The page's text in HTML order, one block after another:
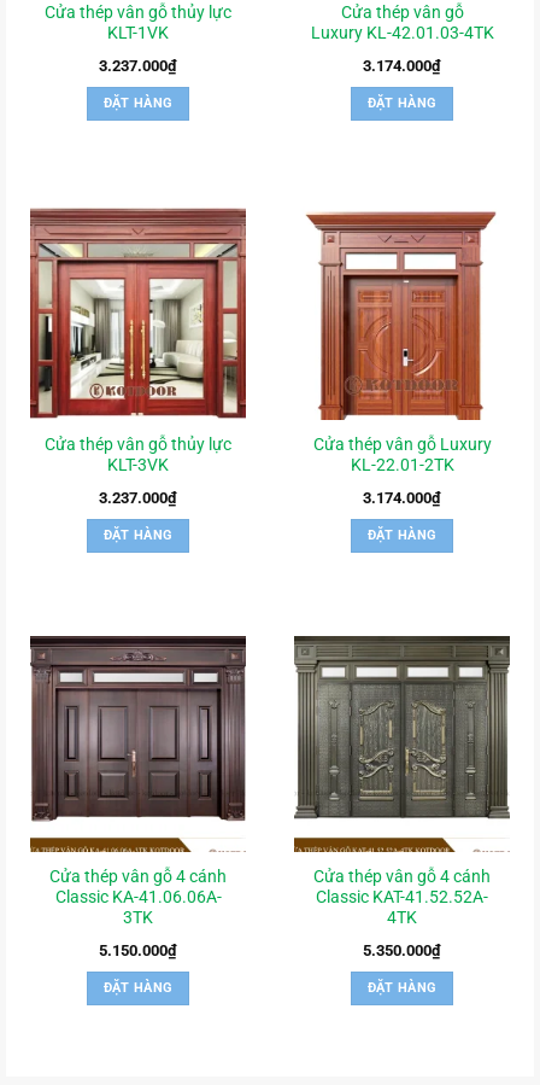
Cửa thép vân gỗ thủy lực
KLT-1VK
3.237.000₫
ĐẶT HÀNG
Cửa thép vân gỗ
Luxury KL-42.01.03-4TK
3.174.000₫
ĐẶT HÀNG
Cửa thép vân gỗ thủy lực
KLT-3VK
3.237.000₫
ĐẶT HÀNG
Cửa thép vân gỗ Luxury
KL-22.01-2TK
3.174.000₫
ĐẶT HÀNG
Cửa thép vân gỗ 4 cánh
Classic KA-41.06.06A-
3TK
5.150.000₫
ĐẶT HÀNG
Cửa thép vân gỗ 4 cánh
Classic KAT-41.52.52A-
4TK
5.350.000₫
ĐẶT HÀNG